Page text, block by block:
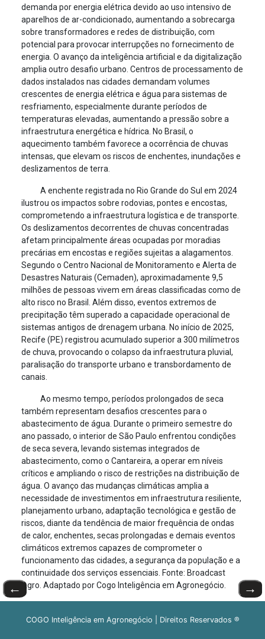
demanda por energia elétrica devido ao uso intensivo de
aparelhos de ar-condicionado, aumentando a sobrecarga
sobre transformadores e redes de distribuição, com
potencial para provocar interrupções no fornecimento de
energia. O avanço da inteligência artificial e da digitalização
amplia outro desafio urbano. Centros de processamento de
dados instalados nas cidades demandam volumes
crescentes de energia elétrica e água para sistemas de
resfriamento, especialmente durante períodos de
temperaturas elevadas, aumentando a pressão sobre a
infraestrutura energética e hídrica. No Brasil, o
aquecimento também favorece a ocorrência de chuvas
intensas, que elevam os riscos de enchentes, inundações e
deslizamentos de terra.
A enchente registrada no Rio Grande do Sul em 2024
ilustrou os impactos sobre rodovias, pontes e encostas,
comprometendo a infraestrutura logística e de transporte.
Os deslizamentos decorrentes de chuvas concentradas
afetam principalmente áreas ocupadas por moradias
precárias em encostas e regiões sujeitas a alagamentos.
Segundo o Centro Nacional de Monitoramento e Alerta de
Desastres Naturais (Cemaden), aproximadamente 9,5
milhões de pessoas vivem em áreas classificadas como de
alto risco no Brasil. Além disso, eventos extremos de
precipitação têm superado a capacidade operacional de
sistemas antigos de drenagem urbana. No início de 2025,
Recife (PE) registrou acumulado superior a 300 milímetros
de chuva, provocando o colapso da infraestrutura pluvial,
paralisação do transporte urbano e transbordamento de
canais.
Ao mesmo tempo, períodos prolongados de seca
também representam desafios crescentes para o
abastecimento de água. Durante o primeiro semestre do
ano passado, o interior de São Paulo enfrentou condições
de seca severa, levando sistemas integrados de
abastecimento, como o Cantareira, a operar em níveis
críticos e ampliando o risco de restrições na distribuição de
água. O avanço das mudanças climáticas amplia a
necessidade de investimentos em infraestrutura resiliente,
planejamento urbano, adaptação tecnológica e gestão de
riscos, diante da tendência de maior frequência de ondas
de calor, enchentes, secas prolongadas e demais eventos
climáticos extremos capazes de comprometer o
funcionamento das cidades, a segurança da população e a
continuidade dos serviços essenciais. Fonte: Broadcast
Agro. Adaptado por Cogo Inteligência em Agronegócio.
← →
COGO Inteligência em Agronegócio | Direitos Reservados ®